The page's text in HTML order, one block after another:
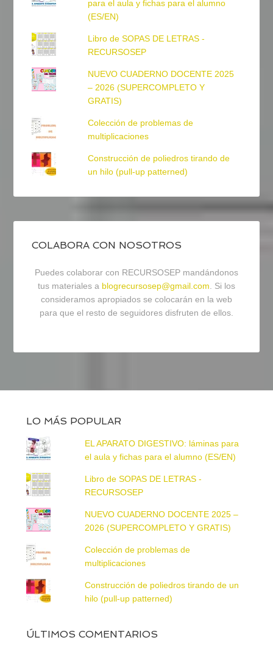
para el aula y fichas para el alumno
(ES/EN)
Libro de SOPAS DE LETRAS -
RECURSOSEP
NUEVO CUADERNO DOCENTE 2025
– 2026 (SUPERCOMPLETO Y
GRATIS)
Colección de problemas de
multiplicaciones
Construcción de poliedros tirando de
un hilo (pull-up patterned)
COLABORA CON NOSOTROS
Puedes colaborar con RECURSOSEP mandándonos
tus materiales a blogrecursosep@gmail.com . Si los
consideramos apropiados se colocarán en la web
para que el resto de seguidores disfruten de ellos.
LO MÁS POPULAR
EL APARATO DIGESTIVO: láminas para
el aula y fichas para el alumno (ES/EN)
Libro de SOPAS DE LETRAS -
RECURSOSEP
NUEVO CUADERNO DOCENTE 2025 –
2026 (SUPERCOMPLETO Y GRATIS)
Colección de problemas de
multiplicaciones
Construcción de poliedros tirando de un
hilo (pull-up patterned)
ÚLTIMOS COMENTARIOS